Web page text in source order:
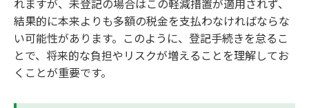
れますが、未登記の場合はこの軽減措置が適用されず、
結果的に本来よりも多額の税金を支払わなければならな
い可能性があります。このように、登記手続きを怠るこ
とで、将来的な負担やリスクが増えることを理解してお
くことが重要です。